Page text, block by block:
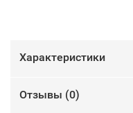
Характеристики
Отзывы (0)